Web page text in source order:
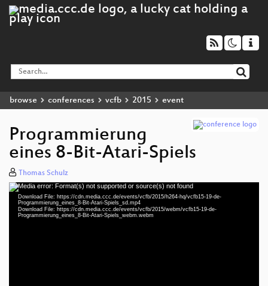
browse conferences vcfb 2015 event
Programmierung
eines 8-Bit-Atari-Spiels
Thomas Schulz
Video
Player
Media error: Format(s) not supported or source(s) not found
Download File: https://cdn.media.ccc.de/events/vcfb/2015/h264-hq/vcfb15-19-de-
Programmierung_eines_8-Bit-Atari-Spiels_sd.mp4
Download File: https://cdn.media.ccc.de/events/vcfb/2015/webm/vcfb15-19-de-
Programmierung_eines_8-Bit-Atari-Spiels_webm.webm